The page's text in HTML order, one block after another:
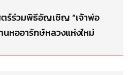
ร์ร่วมพิธีอัญเชิญ “เจ้าพ่อ
นหออารักษ์หลวงแห่งใหม่